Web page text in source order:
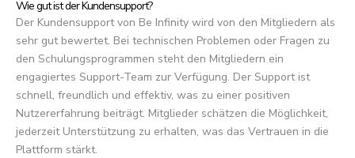
Wie gut ist der Kundensupport?
Der Kundensupport von Be Infinity wird von den Mitgliedern als
sehr gut bewertet. Bei technischen Problemen oder Fragen zu
den Schulungsprogrammen steht den Mitgliedern ein
engagiertes Support-Team zur Verfügung. Der Support ist
schnell, freundlich und effektiv, was zu einer positiven
Nutzererfahrung beiträgt. Mitglieder schätzen die Möglichkeit,
jederzeit Unterstützung zu erhalten, was das Vertrauen in die
Plattform stärkt.